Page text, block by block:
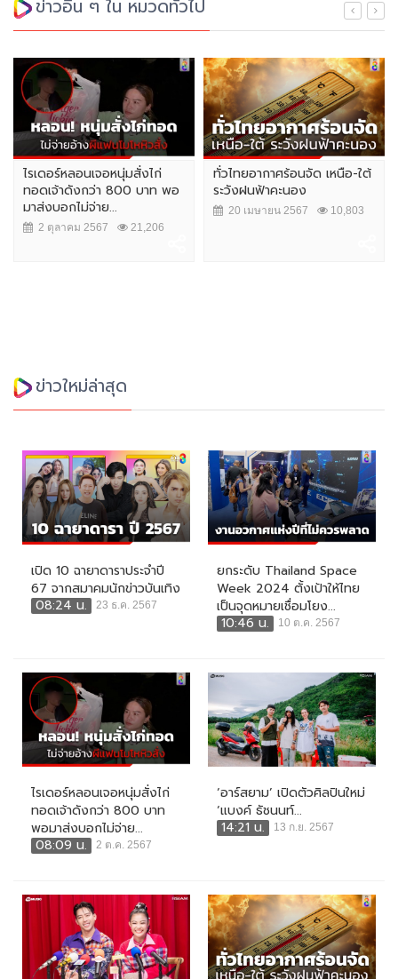
ข่าวอื่น ๆ ใน หมวดทั่วไป
ไรเดอร์หลอนเจอหนุ่มสั่งไก่
ทอดเจ้าดังกว่า 800 บาท พอ
มาส่งบอกไม่จ่าย...
2 ตุลาคม 2567 21,206
ทั่วไทยอากาศร้อนจัด เหนือ-ใต้
ระวังฝนฟ้าคะนอง
20 เมษายน 2567 10,803
ข่าวใหม่ล่าสุด
เปิด 10 ฉายาดาราประจำปี
67 จากสมาคมนักข่าวบันเทิง
08:24 น.
23 ธ.ค. 2567
ยกระดับ Thailand Space
Week 2024 ตั้งเป้าให้ไทย
เป็นจุดหมายเชื่อมโยง...
10:46 น.
10 ต.ค. 2567
ไรเดอร์หลอนเจอหนุ่มสั่งไก่
ทอดเจ้าดังกว่า 800 บาท
พอมาส่งบอกไม่จ่าย...
08:09 น.
2 ต.ค. 2567
‘อาร์สยาม’ เปิดตัวศิลปินใหม่
‘แบงค์ ธัชนนท์...
14:21 น.
13 ก.ย. 2567